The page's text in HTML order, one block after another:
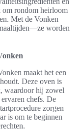
om rondom heirloom
Met de Vonken
worden
maakt het een
Deze oven is
waardoor hij zowel
chefs. De
zorgen
is om te beginnen